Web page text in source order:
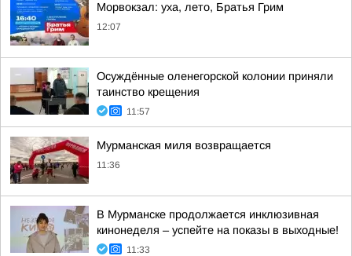
Морвокзал: уха, лето, Братья Грим
12:07
Осуждённые оленегорской колонии приняли
таинство крещения
11:57
Мурманская миля возвращается
11:36
В Мурманске продолжается инклюзивная
кинонеделя – успейте на показы в выходные!
11:33